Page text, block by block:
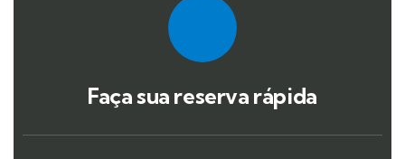
Faça sua reserva rápida